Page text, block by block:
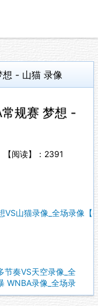
- 山猫 录像
规赛 梦想 -
阅读】： 2391
山猫录像_全场录像【
节奏VS天空录像_全
WNBA录像_全场录